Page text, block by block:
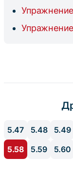
5.47 5.48 5.49
5.58
5.59 5.60